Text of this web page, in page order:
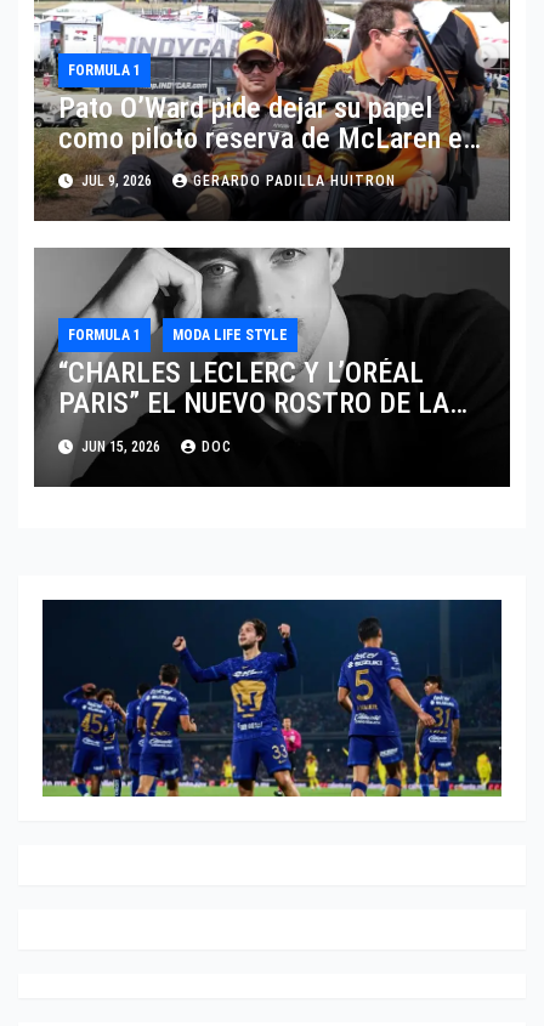
FORMULA 1
Pato O’Ward pide dejar su papel
como piloto reserva de McLaren en
Fórmula 1
JUL 9, 2026 GERARDO PADILLA HUITRON
FORMULA 1 MODA LIFE STYLE
“CHARLES LECLERC Y L’ORÉAL
PARIS” EL NUEVO ROSTRO DE LA
EXCELENCIA Y LA MASCULINIDAD
MODERNA
JUN 15, 2026 DOC